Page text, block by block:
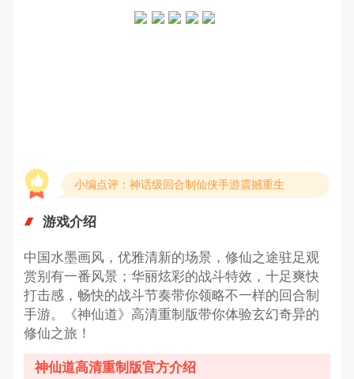
小编点评：神话级回合制仙侠手游震撼重生
游戏介绍
中国水墨画风，优雅清新的场景，修仙之途驻足观
赏别有一番风景；华丽炫彩的战斗特效，十足爽快
打击感，畅快的战斗节奏带你领略不一样的回合制
手游。《神仙道》高清重制版带你体验玄幻奇异的
修仙之旅！
神仙道高清重制版官方介绍